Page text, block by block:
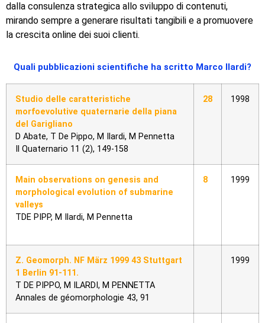
dalla consulenza strategica allo sviluppo di contenuti,
mirando sempre a generare risultati tangibili e a promuovere
la crescita online dei suoi clienti.
Quali pubblicazioni scientifiche ha scritto Marco Ilardi?
Studio delle caratteristiche
morfoevolutive quaternarie della piana
del Garigliano
D Abate, T De Pippo, M Ilardi, M Pennetta
Il Quaternario 11 (2), 149-158
28 1998
Main observations on genesis and
morphological evolution of submarine
valleys
TDE PIPP, M Ilardi, M Pennetta
8 1999
Z. Geomorph. NF März 1999 43 Stuttgart
1 Berlin 91-111.
T DE PIPPO, M ILARDI, M PENNETTA
Annales de géomorphologie 43, 91
1999